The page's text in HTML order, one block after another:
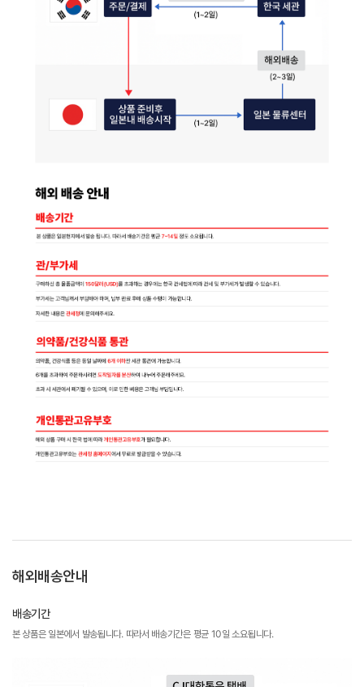
해외배송안내
배송기간
본 상품은 일본에서 발송됩니다. 따라서 배송기간은 평균 10일 소요됩니다.